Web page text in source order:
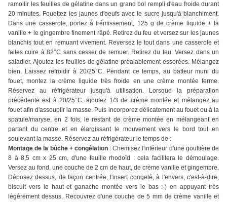
ramollir les feuilles de gélatine dans un grand bol rempli d'eau froide durant
20 minutes. Fouettez les jaunes d'oeufs avec le sucre jusqu'à blanchiment.
Dans une casserole, portez à frémissement, 125 g de crème liquide + la
vanille + le gingembre finement râpé. Retirez du feu et versez sur les jaunes
blanchis tout en remuant vivement. Reversez le tout dans une casserole et
faites cuire à 82°C sans cesser de remuer. Retirez du feu. Versez dans un
saladier. Ajoutez les feuilles de gélatine préalablement essorées. Mélangez
bien. Laissez refroidir à 20/25°C. Pendant ce temps, au batteur muni du
fouet, montez la crème liquide très froide en une crème montée ferme.
Réservez au réfrigérateur jusqu'à utilisation. Lorsque la préparation
précédente est à 20/25°C, ajoutez 1/3 de crème montée et mélangez au
fouet afin d'assouplir la masse. Puis incorporez délicatement au fouet ou à la
spatule/maryse, en 2 fois, le restant de crème montée en mélangeant en
partant du centre et en élargissant le mouvement vers le bord tout en
soulevant la masse. Réservez au réfrigérateur le temps de :
Montage de la bûche + congélation: Chemisez l'intérieur d'une gouttière de
8 à 8,5 cm x 25 cm, d'une feuille rhodoïd : cela facilitera le démoulage.
Versez au fond, une couche de 2 cm de haut, de crème vanille et gingembre.
Déposez dessus, de façon centrée, l'insert congelé, à l'envers, c'est-à-dire,
biscuit vers le haut et ganache montée vers le bas :-) en appuyant très
légèrement dessus. Recouvrez d'une couche de 5 mm de crème vanille et